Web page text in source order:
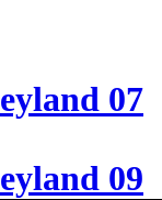
07
09